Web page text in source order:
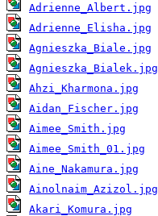
Adrienne_Albert.jpg
Adrienne_Elisha.jpg
Agnieszka_Biale.jpg
Agnieszka_Bialek.jpg
Ahzi_Kharmona.jpg
Aidan_Fischer.jpg
Aimee_Smith.jpg
Aimee_Smith_01.jpg
Aine_Nakamura.jpg
Ainolnaim_Azizol.jpg
Akari_Komura.jpg